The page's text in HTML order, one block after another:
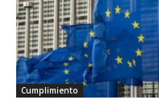
Cumplimiento